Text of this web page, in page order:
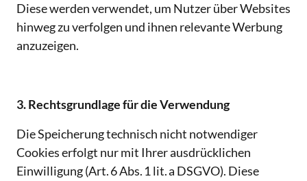
Diese werden verwendet, um Nutzer über Websites
hinweg zu verfolgen und ihnen relevante Werbung
anzuzeigen.
3. Rechtsgrundlage für die Verwendung
Die Speicherung technisch nicht notwendiger
Cookies erfolgt nur mit Ihrer ausdrücklichen
Einwilligung (Art. 6 Abs. 1 lit. a DSGVO). Diese